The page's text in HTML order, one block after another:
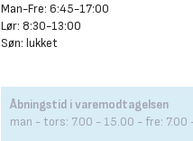
Man-Fre: 6:45-17:00
Lør: 8:30-13:00
Søn: lukket
Åbningstid i varemodtagelsen
man - tors: 7.00 - 15.00 - fre: 7.00